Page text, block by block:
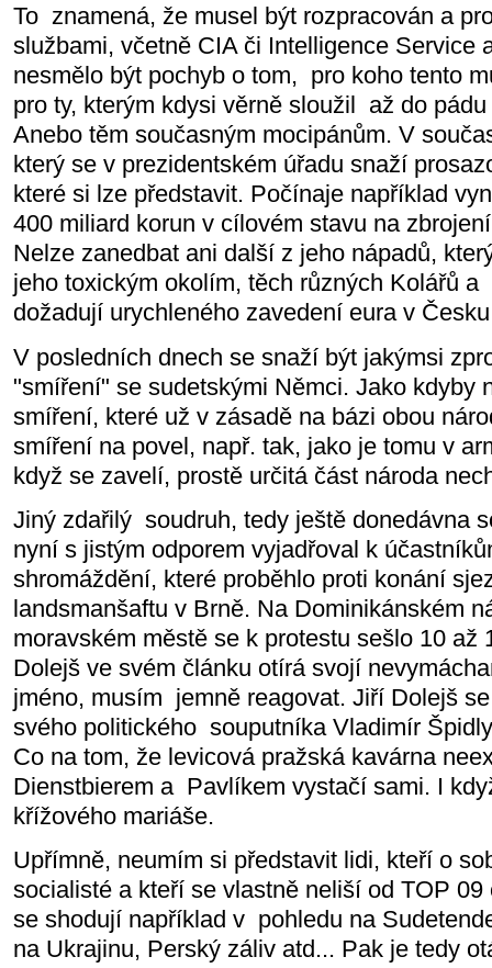
To znamená, že musel být rozpracován a
službami, včetně CIA či Intelligence Service
nesmělo být pochyb o tom, pro koho tento
pro ty, kterým kdysi věrně sloužil až do
Anebo těm současným mocipánům. V
který se v prezidentském úřadu snaží
které si lze představit. Počínaje například
400 miliard korun v cílovém stavu na
Nelze zanedbat ani další z jeho nápadů,
jeho toxickým okolím, těch různých Kolářů
dožadují urychleného zavedení eura v
V posledních dnech se snaží být jakýmsi
"smíření" se sudetskými Němci. Jako kdyby
smíření, které už v zásadě na bázi obou
smíření na povel, např. tak, jako je tomu v
když se zavelí, prostě určitá část národa
Jiný zdařilý soudruh, tedy ještě donedávna
nyní s jistým odporem vyjadřoval k
shromáždění, které proběhlo proti konání
landsmanšaftu v Brně. Na Dominikánském
moravském městě se k protestu sešlo 10 až
Dolejš ve svém článku otírá svojí
jméno, musím jemně reagovat. Jiří Dolejš
svého politického souputníka Vladimír
Co na tom, že levicová pražská kavárna
Dienstbierem a Pavlíkem vystačí sami. I
křížového mariáše.
Upřímně, neumím si představit lidi, kteří o
socialisté a kteří se vlastně neliší od TOP 09
se shodují například v pohledu na
na Ukrajinu, Perský záliv atd... Pak je tedy